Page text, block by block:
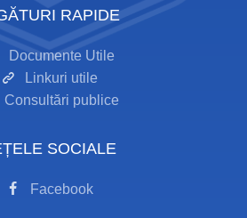
RAPIDE
Documente Utile
Linkuri utile
Consultări publice
SOCIALE
Facebook